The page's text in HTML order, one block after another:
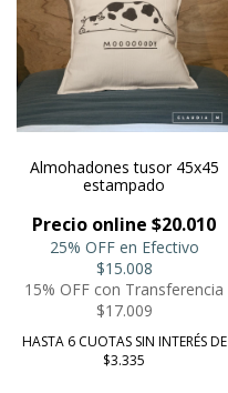
Almohadones tusor 45x45
estampado
Precio online $20.010
25% OFF en Efectivo
$15.008
15% OFF con Transferencia
$17.009
HASTA 6 CUOTAS SIN INTERÉS DE
$3.335